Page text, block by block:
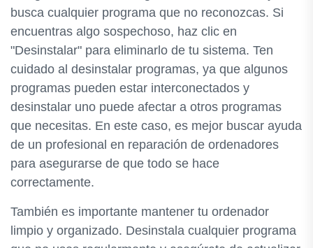
busca cualquier programa que no reconozcas. Si
encuentras algo sospechoso, haz clic en
"Desinstalar" para eliminarlo de tu sistema. Ten
cuidado al desinstalar programas, ya que algunos
programas pueden estar interconectados y
desinstalar uno puede afectar a otros programas
que necesitas. En este caso, es mejor buscar ayuda
de un profesional en reparación de ordenadores
para asegurarse de que todo se hace
correctamente.
También es importante mantener tu ordenador
limpio y organizado. Desinstala cualquier programa